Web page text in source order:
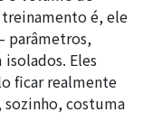
é, ele
parâmetros,
Eles
ficar realmente
costuma